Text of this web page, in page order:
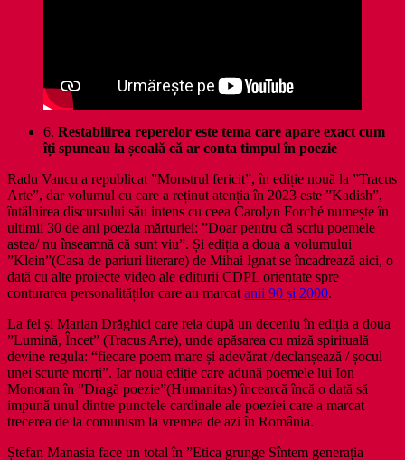
6. Restabilirea reperelor este tema care apare exact cum
îți spuneau la școală că ar conta timpul în poezie
Radu Vancu a republicat ”Monstrul fericit”, în ediție nouă la ”Tracus
Arte”, dar volumul cu care a reținut atenția în 2023 este ”Kadish”,
întâlnirea discursului său intens cu ceea Carolyn Forché numește în
ultimii 30 de ani poezia mărturiei: ”Doar pentru că scriu poemele
astea/ nu înseamnă că sunt viu”. Și ediția a doua a volumului
”Klein”(Casa de pariuri literare) de Mihai Ignat se încadrează aici, o
dată cu alte proiecte video ale editurii CDPL orientate spre
conturarea personalităților care au marcat anii 90 și 2000.
La fel și Marian Drăghici care reia după un deceniu în ediția a doua
”Lumină, Încet” (Tracus Arte), unde apăsarea cu miză spirituală
devine regula: “fiecare poem mare și adevărat /declanșează / șocul
unei scurte morți”. Iar noua ediție care adună poemele lui Ion
Monoran în ”Dragă poezie”(Humanitas) încearcă încă o dată să
impună unul dintre punctele cardinale ale poeziei care a marcat
trecerea de la comunism la vremea de azi în România.
Ștefan Manasia face un total în ”Etica grunge Sîntem generația